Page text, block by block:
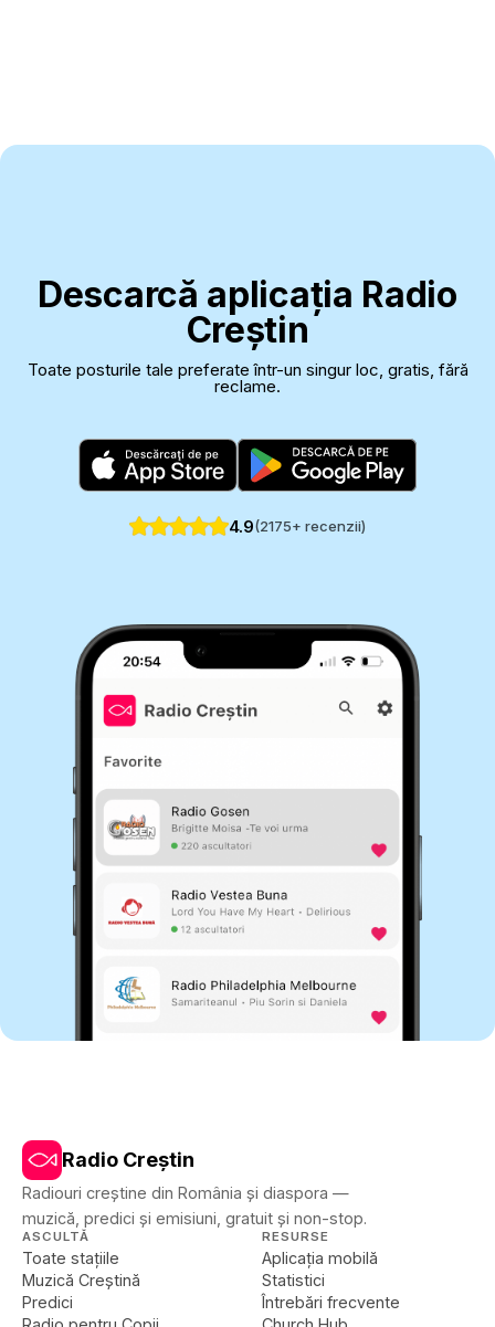
Descarcă aplicația Radio
Creștin
Toate posturile tale preferate într-un singur loc, gratis, fără
reclame.
4.9(2175+ recenzii)
Radio Creștin
Radiouri creștine din România și diaspora —
muzică, predici și emisiuni, gratuit și non-stop.
ASCULTĂ
Toate stațiile
Muzică Creștină
Predici
RESURSE
Aplicația mobilă
Statistici
Întrebări frecvente